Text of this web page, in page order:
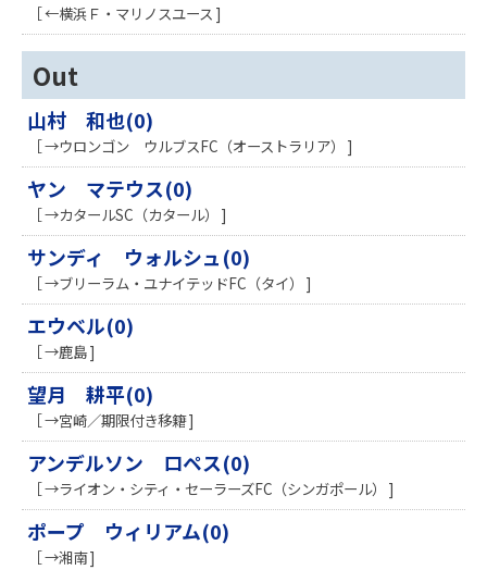
［ ←横浜Ｆ・マリノスユース ]
Out
山村 和也(0)
［ →ウロンゴン ウルブスFC（オーストラリア） ]
ヤン マテウス(0)
［ →カタールSC（カタール） ]
サンディ ウォルシュ(0)
［ →ブリーラム・ユナイテッドFC（タイ） ]
エウベル(0)
［ →鹿島 ]
望月 耕平(0)
［ →宮崎／期限付き移籍 ]
アンデルソン ロペス(0)
［ →ライオン・シティ・セーラーズFC（シンガポール） ]
ポープ ウィリアム(0)
［ →湘南 ]